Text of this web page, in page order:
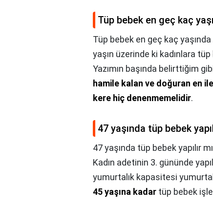
Tüp bebek en geç kaç
Tüp bebek en geç kaç yaşında
yaşın üzerinde ki kadınlara
Yazımın başında belirttiğim
hamile kalan ve doğuran en
kere hiç denenmemelidir.
47 yaşında tüp bebek
47 yaşında tüp bebek yapılır
Kadın adetinin 3. gününde
yumurtalık kapasitesi
45 yaşına kadar tüp bebek